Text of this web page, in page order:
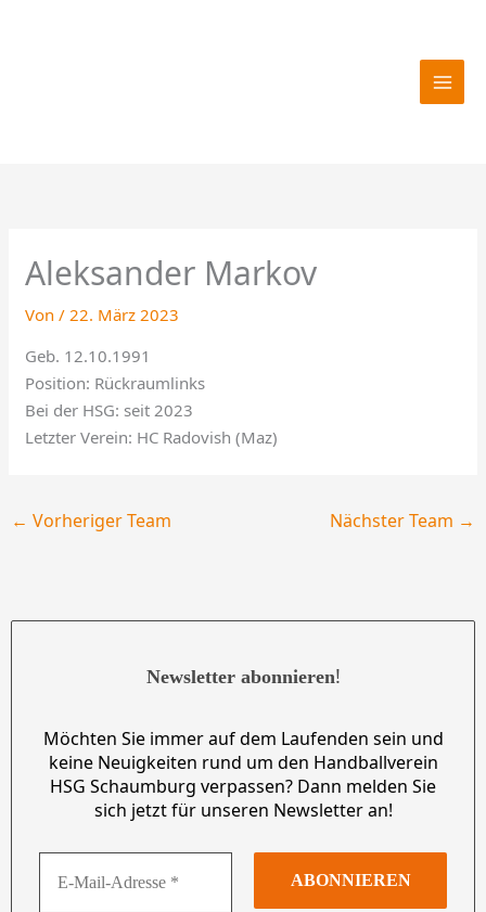
Aleksander Markov
Von/ 22. März 2023
Geb. 12.10.1991
Position: Rückraumlinks
Bei der HSG: seit 2023
Letzter Verein: HC Radovish (Maz)
← Vorheriger Team Nächster Team →
Newsletter abonnieren!
Möchten Sie immer auf dem Laufenden sein und
keine Neuigkeiten rund um den Handballverein
HSG Schaumburg verpassen? Dann melden Sie
sich jetzt für unseren Newsletter an!